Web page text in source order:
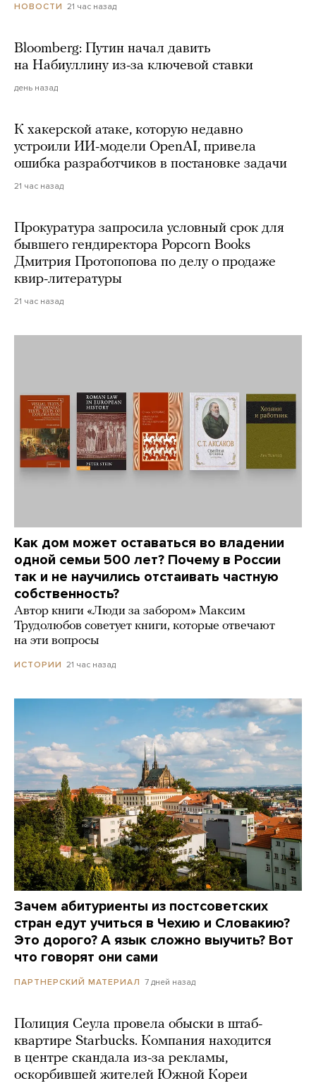
НОВОСТИ 21 час назад
Bloomberg: Путин начал давить
на Набиуллину из-за ключевой ставки
день назад
К хакерской атаке, которую недавно
устроили ИИ-модели OpenAI, привела
ошибка разработчиков в постановке задачи
21 час назад
Прокуратура запросила условный срок для
бывшего гендиректора Popcorn Books
Дмитрия Протопопова по делу о продаже
квир-литературы
21 час назад
Как дом может оставаться во владении
одной семьи 500 лет? Почему в России
так и не научились отстаивать частную
собственность?
Автор книги «Люди за забором» Максим
Трудолюбов советует книги, которые отвечают
на эти вопросы
ИСТОРИИ 21 час назад
Зачем абитуриенты из постсоветских
стран едут учиться в Чехию и Словакию?
Это дорого? А язык сложно выучить? Вот
что говорят они сами
ПАРТНЕРСКИЙ МАТЕРИАЛ 7 дней назад
Полиция Сеула провела обыски в штаб-
квартире Starbucks. Компания находится
в центре скандала из-за рекламы,
оскорбившей жителей Южной Кореи